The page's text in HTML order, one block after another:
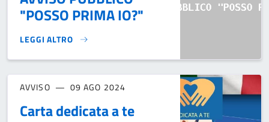
"POSSO PRIMA IO?"
LEGGI ALTRO
AVVISO PUBBLICO "POSSO PRIMA IO?"}
AVVISO 09 AGO 2024
Carta dedicata a te